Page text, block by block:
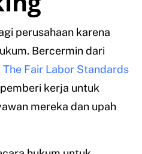
perusahaan karena
Bercermin dari
The Fair Labor Standards
kerja untuk
mereka dan upah